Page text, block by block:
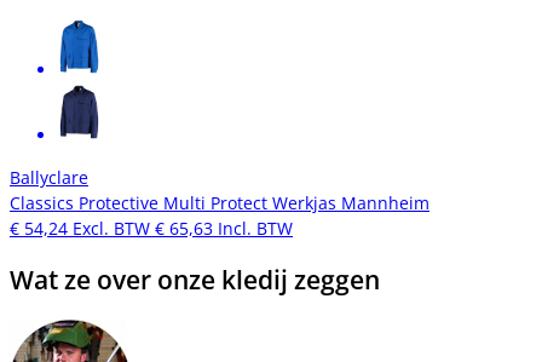
Ballyclare
Classics Protective Multi Protect Werkjas Mannheim
€ 54,24 Excl. BTW € 65,63 Incl. BTW
Wat ze over onze kledij zeggen